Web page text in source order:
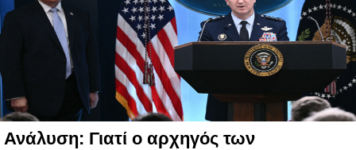
Ανάλυση: Γιατί ο αρχηγός των